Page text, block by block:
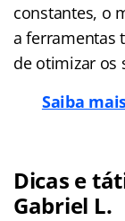
constantes, o
a ferramentas
de otimizar os
Saiba
Dicas e
Gabriel L.